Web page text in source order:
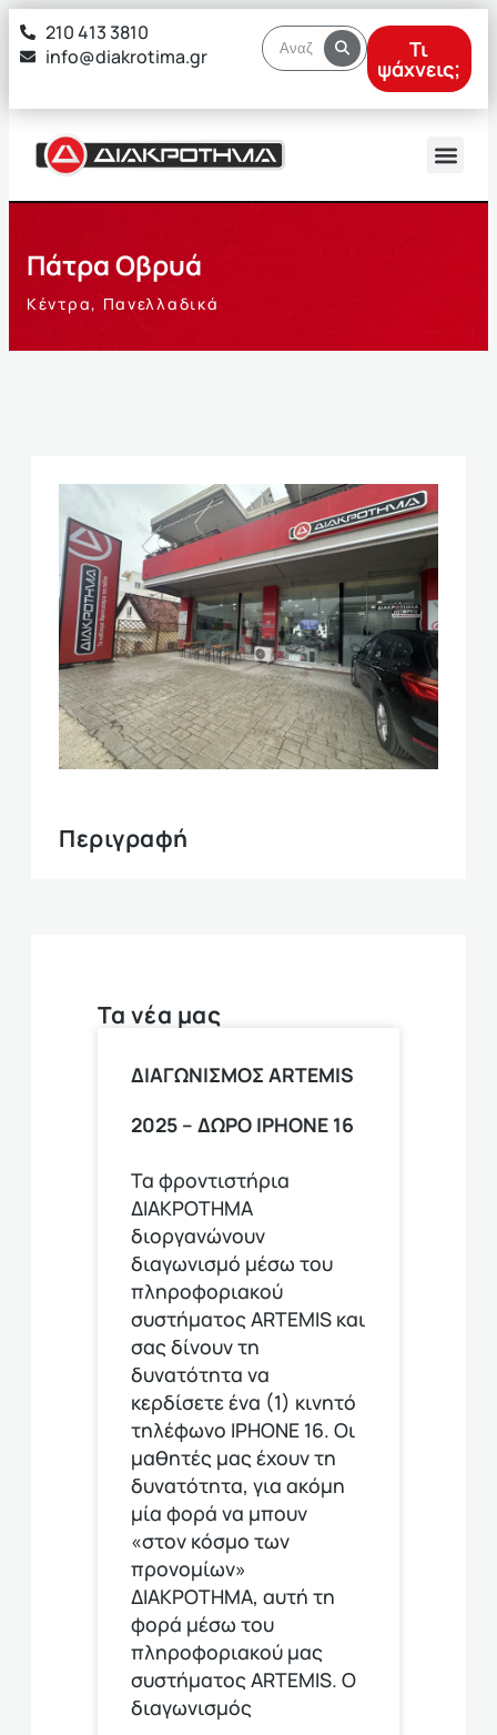
στο
περιεχόμενο
210 413 3810
info@diakrotima.gr
Τι
ψάχνεις;
Πάτρα Οβρυά
Κέντρα, Πανελλαδικά
Περιγραφή
Τα νέα μας
ΔΙΑΓΩΝΙΣΜΟΣ ARTEMIS
2025 – ΔΩΡΟ ΙPHONE 16
Τα φροντιστήρια
ΔΙΑΚΡΟΤΗΜΑ
διοργανώνουν
διαγωνισμό μέσω του
πληροφοριακού
συστήματος ARTEMIS και
σας δίνουν τη
δυνατότητα να
κερδίσετε ένα (1) κινητό
τηλέφωνο ΙΡΗΟΝΕ 16. Οι
μαθητές μας έχουν τη
δυνατότητα, για ακόμη
μία φορά να μπουν
«στον κόσμο των
προνομίων»
ΔΙΑΚΡΟΤΗΜΑ, αυτή τη
φορά μέσω του
πληροφοριακού μας
συστήματος ARTEMIS. Ο
διαγωνισμός